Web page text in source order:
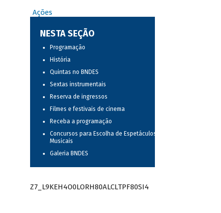
Ações
NESTA SEÇÃO
Programação
História
Quintas no BNDES
Sextas instrumentais
Reserva de ingressos
Filmes e festivais de cinema
Receba a programação
Concursos para Escolha de Espetáculos
Musicais
Galeria BNDES
Z7_L9KEH4O0LORH80ALCLTPF80SI4